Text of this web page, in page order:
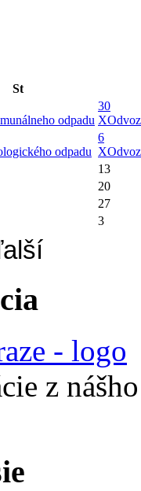
St
odpadu
30
X
odpadu
6
X
13
20
27
3
z